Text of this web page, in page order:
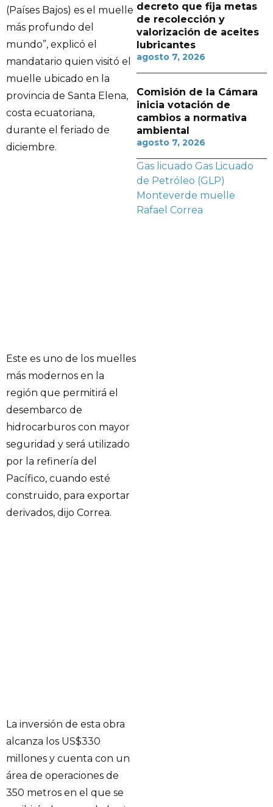
(Países Bajos) es el muelle
más profundo del
mundo”, explicó el
mandatario quien visitó el
muelle ubicado en la
provincia de Santa Elena,
costa ecuatoriana,
durante el feriado de
diciembre.
Este es uno de los muelles
más modernos en la
región que permitirá el
desembarco de
hidrocarburos con mayor
seguridad y será utilizado
por la refinería del
Pacífico, cuando esté
construido, para exportar
derivados, dijo Correa.
La inversión de esta obra
alcanza los US$330
millones y cuenta con un
área de operaciones de
350 metros en el que se
decreto que fija metas
de recolección y
valorización de aceites
lubricantes
agosto 7, 2026
Comisión de la Cámara
inicia votación de
cambios a normativa
ambiental
agosto 7, 2026
Gas licuado Gas Licuado
de Petróleo (GLP)
Monteverde muelle
Rafael Correa